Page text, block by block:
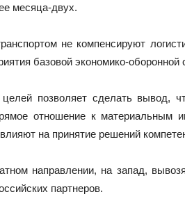
месяца-двух.
не компенсируют
базовой экономико-оборонной
позволяет сделать вывод,
отношение к материальным
на принятие решений
направлении, на запад,
партнеров.